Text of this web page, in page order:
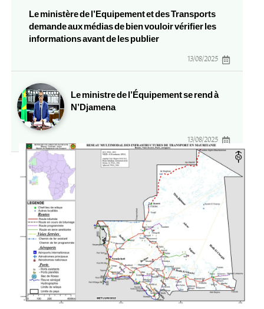
Le ministère de l’Equipement et des Transports
demande aux médias de bien vouloir vérifier les
informations avant de les publier
13/08/2025
Le ministre de l’Équipement se rend à
N’Djamena
13/08/2025